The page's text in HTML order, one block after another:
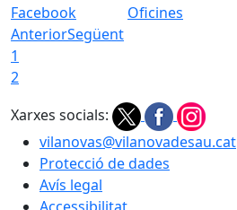
Facebook Oficines
AnteriorSegüent
1
2
Xarxes socials:
vilanovas@vilanovadesau.cat
Protecció de dades
Avís legal